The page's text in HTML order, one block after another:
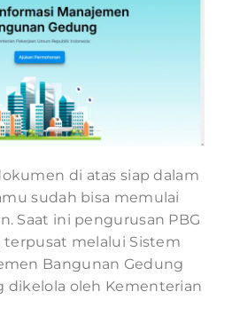
di atas siap dalam
sudah bisa memulai
Saat ini pengurusan PBG
terpusat melalui Sistem
Bangunan Gedung
dikelola oleh Kementerian